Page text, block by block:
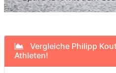
Vergleiche Philipp
Athleten!